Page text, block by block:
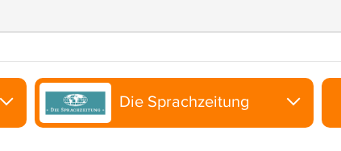
Die Sprachzeitung